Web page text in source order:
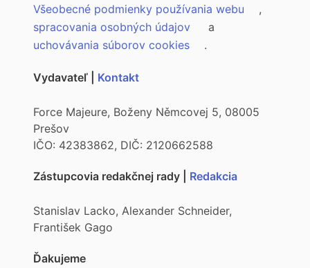
Všeobecné podmienky používania webu
,
spracovania osobných údajov
a
uchovávania súborov cookies
.
Vydavateľ | Kontakt
Force Majeure, Boženy Němcovej 5, 08005
Prešov
IČO: 42383862, DIČ: 2120662588
Zástupcovia redakčnej rady | Redakcia
Stanislav Lacko, Alexander Schneider,
František Gago
Ďakujeme